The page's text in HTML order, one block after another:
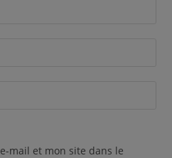
mail et mon site dans le